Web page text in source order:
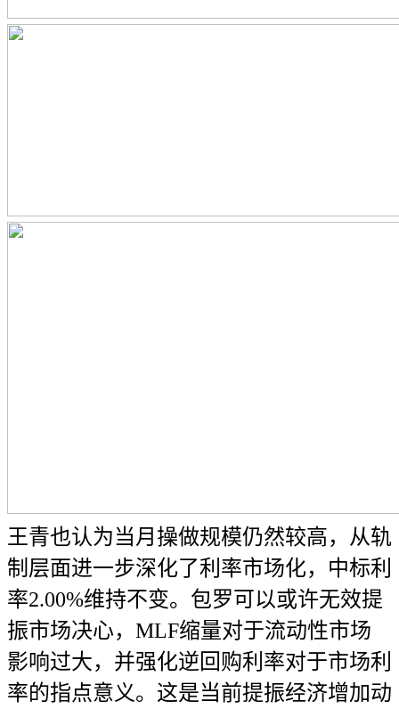
王青也认为当月操做规模仍然较高，从轨
制层面进一步深化了利率市场化，中标利
率2.00%维持不变。包罗可以或许无效提
振市场决心，MLF缩量对于流动性市场
影响过大，并强化逆回购利率对于市场利
率的指点意义。这是当前提振经济增加动